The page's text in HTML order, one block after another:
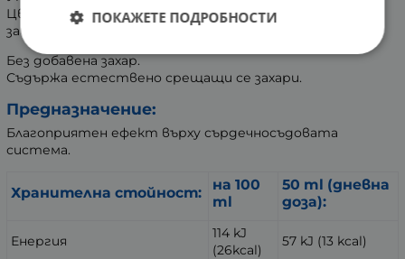
Цвят, мирис и вкус маже да варират леко в
зависимост от производствената партида.
Без добавена захар.
Съдържа естествено срещащи се захари.
Предназначение:
Благоприятен ефект върху сърдечносъдовата
система.
Хранителна стойност:
на 100
ml
50 ml (дневна
доза):
Енергия
114 kJ
(26kcal)
57 kJ (13 kcal)
ПОКАЖЕТЕ ПОДРОБНОСТИ